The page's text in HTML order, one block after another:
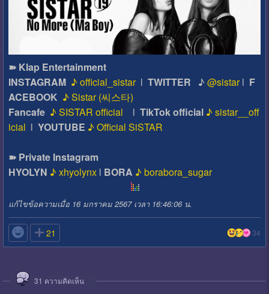
➽ Klap Entertainment
INSTAGRAM ♪ official_sistarl TWITTER ♪ @sistarl F
ACEBOOK ♪ Sistar (씨스타)
Fancafe ♪ SISTAR official l TikTok official ♪ sistar__off
icial l YOUTUBE ♪ Official SiSTAR
➽ Private Instagram
HYOLYN ♪ xhyolynxl BORA ♪ borabora_sugar
แก้ไขข้อความเมื่อ 16 มกราคม 2567 เวลา 16:46:06 น.
 21 34
31 ความคิดเห็น